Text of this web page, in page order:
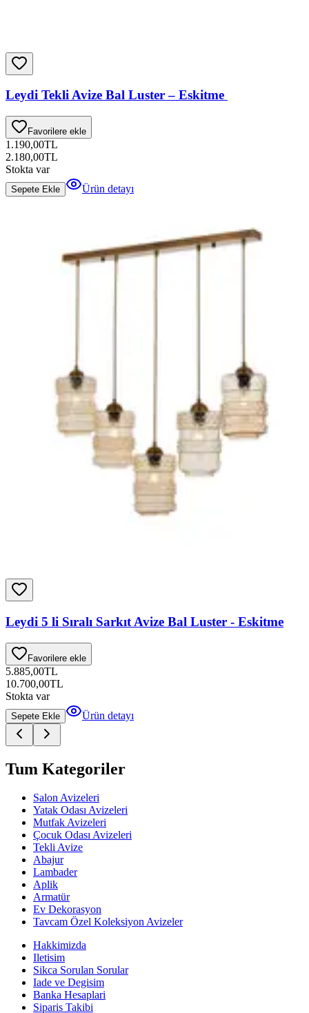
Leydi Tekli Avize Bal Luster – Eskitme
Favorilere ekle
1.190,00TL
2.180,00TL
Stokta var
Sepete Ekle Ürün detayı
Leydi 5 li Sıralı Sarkıt Avize Bal Luster - Eskitme
Favorilere ekle
5.885,00TL
10.700,00TL
Stokta var
Sepete Ekle Ürün detayı
Tum Kategoriler
Salon Avizeleri
Yatak Odası Avizeleri
Mutfak Avizeleri
Çocuk Odası Avizeleri
Tekli Avize
Abajur
Lambader
Aplik
Armatür
Ev Dekorasyon
Tavcam Özel Koleksiyon Avizeler
Hakkimizda
Iletisim
Sikca Sorulan Sorular
Iade ve Degisim
Banka Hesaplari
Siparis Takibi